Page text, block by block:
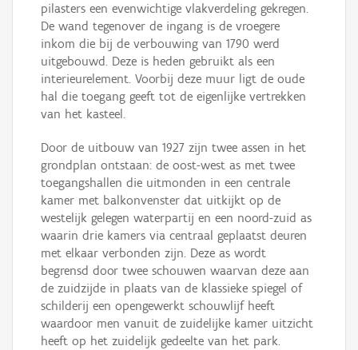
pilasters een evenwichtige vlakverdeling gekregen.
De wand tegenover de ingang is de vroegere
inkom die bij de verbouwing van 1790 werd
uitgebouwd. Deze is heden gebruikt als een
interieurelement. Voorbij deze muur ligt de oude
hal die toegang geeft tot de eigenlijke vertrekken
van het kasteel.
Door de uitbouw van 1927 zijn twee assen in het
grondplan ontstaan: de oost-west as met twee
toegangshallen die uitmonden in een centrale
kamer met balkonvenster dat uitkijkt op de
westelijk gelegen waterpartij en een noord-zuid as
waarin drie kamers via centraal geplaatst deuren
met elkaar verbonden zijn. Deze as wordt
begrensd door twee schouwen waarvan deze aan
de zuidzijde in plaats van de klassieke spiegel of
schilderij een opengewerkt schouwlijf heeft
waardoor men vanuit de zuidelijke kamer uitzicht
heeft op het zuidelijk gedeelte van het park.